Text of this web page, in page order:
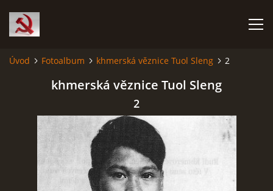
ČERNÁ KNIHA KOMUNISMU I.
ČERNÁ KNIHA KOMUNISMU II.
RUDÝ HLADOMOR: STALINOVA VÁLKA NA UKRAJINĚ
Úvod Fotoalbum khmerská věznice Tuol Sleng 2
khmerská věznice Tuol Sleng
2